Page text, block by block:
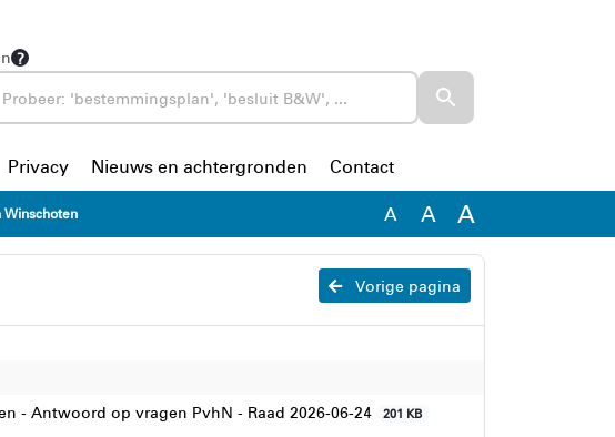
Privacy Nieuws en achtergronden Contact
A A A
Vorige pagina
- Antwoord op vragen PvhN - Raad 2026-06-24 201 KB